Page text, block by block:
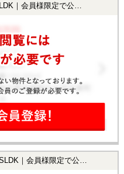
会員様限定で公開中！】
｜会員様限定で公開中！】